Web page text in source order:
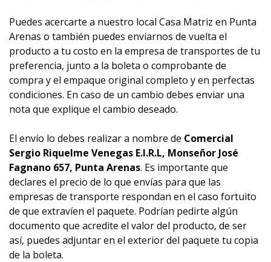
Puedes acercarte a nuestro local Casa Matriz en Punta
Arenas o también puedes enviarnos de vuelta el
producto a tu costo en la empresa de transportes de tu
preferencia, junto a la boleta o comprobante de
compra y el empaque original completo y en perfectas
condiciones. En caso de un cambio debes enviar una
nota que explique el cambio deseado.
El envío lo debes realizar a nombre de Comercial
Sergio Riquelme Venegas E.I.R.L, Monseñor José
Fagnano 657, Punta Arenas. Es importante que
declares el precio de lo que envías para que las
empresas de transporte respondan en el caso fortuito
de que extravíen el paquete. Podrían pedirte algún
documento que acredite el valor del producto, de ser
así, puedes adjuntar en el exterior del paquete tu copia
de la boleta.